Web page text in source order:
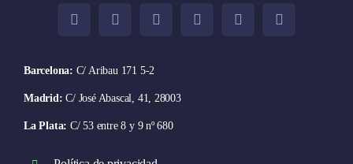
Barcelona: C/ Aribau 171 5-2
Madrid: C/ José Abascal, 41, 28003
La Plata: C/ 53 entre 8 y 9 nº 680